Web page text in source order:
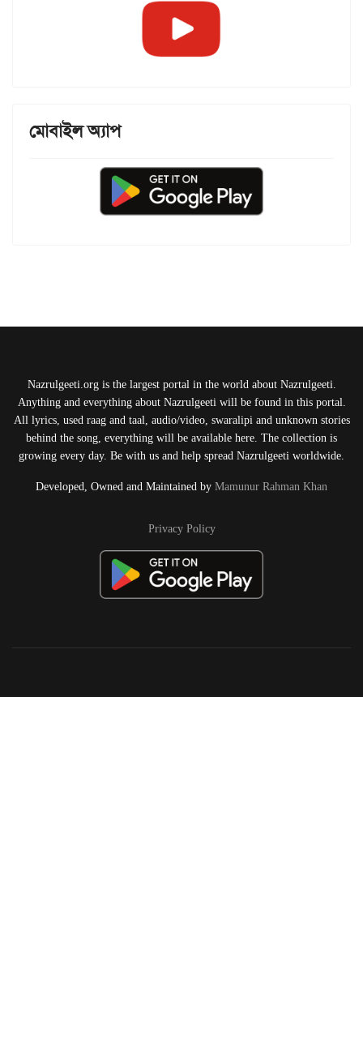
মোবাইল অ্যাপ
Nazrulgeeti.org is the largest portal in the world about Nazrulgeeti.
Anything and everything about Nazrulgeeti will be found in this portal.
All lyrics, used raag and taal, audio/video, swaralipi and unknown stories
behind the song, everything will be available here. The collection is
growing every day. Be with us and help spread Nazrulgeeti worldwide.
Developed, Owned and Maintained by Mamunur Rahman Khan
Privacy Policy